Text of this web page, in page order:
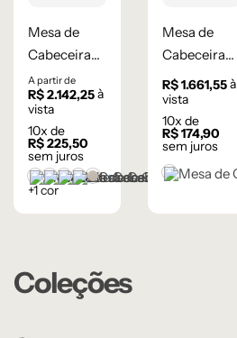
Mesa de
Cabeceira
Flow 3
gavetas –
Lâmina de
Carvalho
Natural
A partir de
R$2.142,25à
vista
10x de
R$225,50
sem juros
Castanho
Champanhe
Cinza Grafite Metalizado
Ébano
Lâmina Frapê
+1 cor
Mesa de
Cabeceira
Sevilha 2
gavetas –
Castanho e
Dourado
R$1.661,55à
vista
10x de
R$174,90
sem juros
Castanho
Coleções